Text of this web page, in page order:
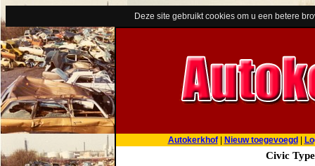
Deze site gebruikt cookies om u een betere
Autokerkhof| Nieuw toegevoegd
Civic